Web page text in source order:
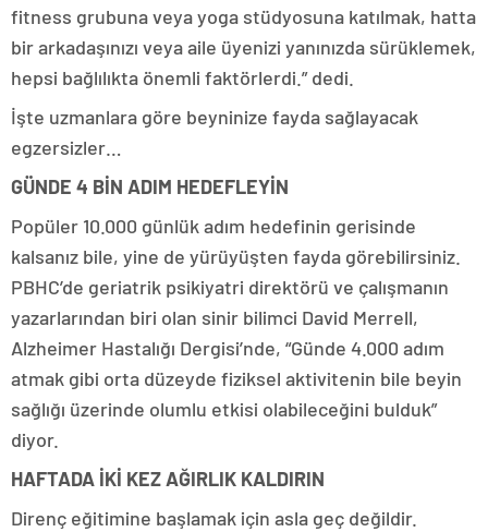
fitness grubuna veya yoga stüdyosuna katılmak, hatta
bir arkadaşınızı veya aile üyenizi yanınızda sürüklemek,
hepsi bağlılıkta önemli faktörlerdi.” dedi.
İşte uzmanlara göre beyninize fayda sağlayacak
egzersizler…
GÜNDE 4 BİN ADIM HEDEFLEYİN
Popüler 10.000 günlük adım hedefinin gerisinde
kalsanız bile, yine de yürüyüşten fayda görebilirsiniz.
PBHC’de geriatrik psikiyatri direktörü ve çalışmanın
yazarlarından biri olan sinir bilimci David Merrell,
Alzheimer Hastalığı Dergisi’nde, “Günde 4.000 adım
atmak gibi orta düzeyde fiziksel aktivitenin bile beyin
sağlığı üzerinde olumlu etkisi olabileceğini bulduk”
diyor.
HAFTADA İKİ KEZ AĞIRLIK KALDIRIN
Direnç eğitimine başlamak için asla geç değildir.